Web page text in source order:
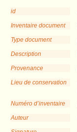
id
Inventaire document
Type document
Description
Provenance
Lieu de conservation
Numéro d’inventaire
Auteur